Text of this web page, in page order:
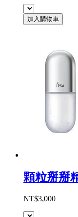
加入購物車
顆粒掰掰
NT$3,000